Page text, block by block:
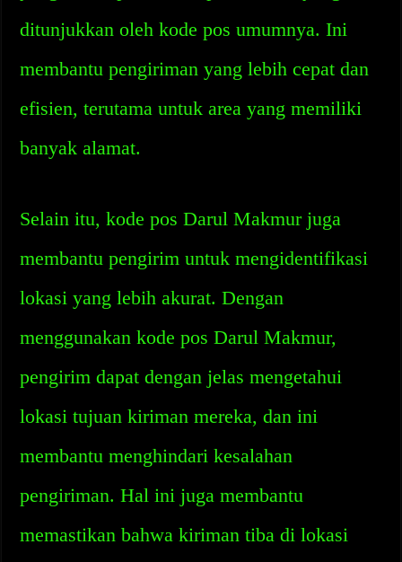
ditunjukkan oleh kode pos umumnya. Ini
membantu pengiriman yang lebih cepat dan
efisien, terutama untuk area yang memiliki
banyak alamat.
Selain itu, kode pos Darul Makmur juga
membantu pengirim untuk mengidentifikasi
lokasi yang lebih akurat. Dengan
menggunakan kode pos Darul Makmur,
pengirim dapat dengan jelas mengetahui
lokasi tujuan kiriman mereka, dan ini
membantu menghindari kesalahan
pengiriman. Hal ini juga membantu
memastikan bahwa kiriman tiba di lokasi